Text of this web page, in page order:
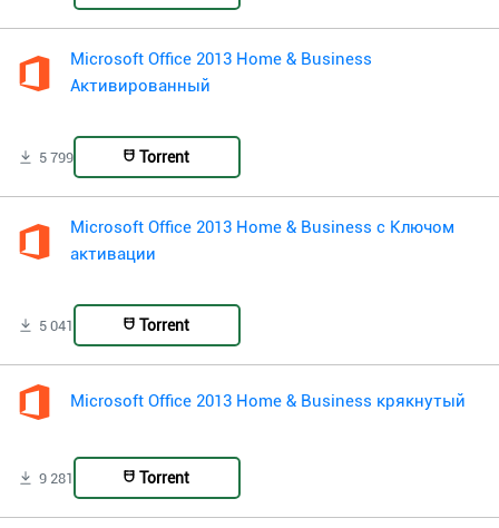
Microsoft Office 2013 Home & Business
Активированный
5 799 Torrent
Microsoft Office 2013 Home & Business с Ключом
активации
5 041 Torrent
Microsoft Office 2013 Home & Business крякнутый
9 281 Torrent